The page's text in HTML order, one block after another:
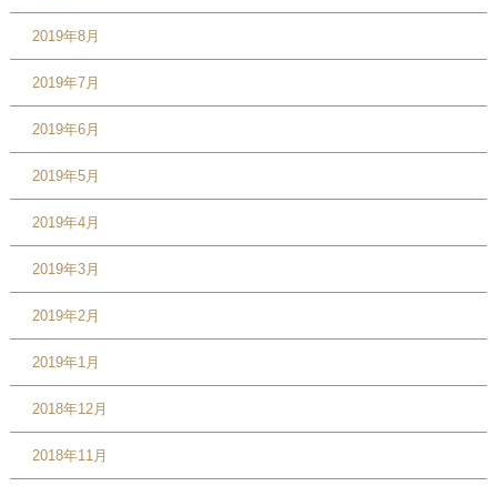
2019年8月
2019年7月
2019年6月
2019年5月
2019年4月
2019年3月
2019年2月
2019年1月
2018年12月
2018年11月